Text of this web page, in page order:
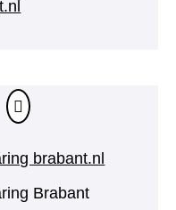
brabant.nl
Brabant